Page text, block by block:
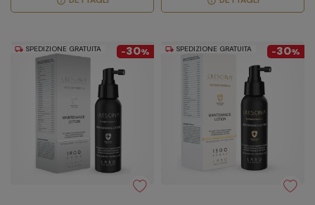
local_shipping SPEDIZIONE GRATUITA -30% local_shipping SPEDIZIONE GRATUITA -30%